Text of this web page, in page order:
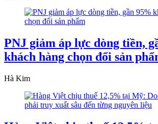
PNJ giảm áp lực dòng tiền,
khách hàng chọn đổi sản
Hà Kim